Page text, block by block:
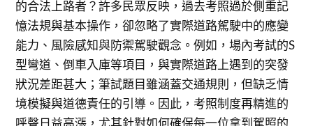
的合法上路者？許多民眾反映，過去考照過於側重記
憶法規與基本操作，卻忽略了實際道路駕駛中的應變
能力、風險感知與防禦駕駛觀念。例如，場內考試的S
型彎道、倒車入庫等項目，與實際道路上遇到的突發
狀況差距甚大；筆試題目雖涵蓋交通規則，但缺乏情
境模擬與道德責任的引導。因此，考照制度再精進的
呼聲日益高漲，尤其針對如何確保每一位拿到駕照的